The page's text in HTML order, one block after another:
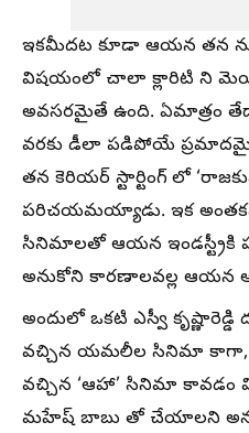
ఇకమీదట కూడా ఆయన తన
విషయంలో చాలా క్లారిటి ని
అవసరమైతే ఉంది. ఏమాత్రం
వరకు డీలా పడిపోయే
తన కెరియర్ స్టార్టింగ్ లో
పరిచయమయ్యాడు. ఇక
సినిమాలతో ఆయన ఇండస్ట్రీకి
అనుకోని కారణాలవల్ల ఆయన
అందులో ఒకటి ఎస్వీ
వచ్చిన యమలీల సినిమా
వచ్చిన ‘ఆహా’ సినిమా కావడం
మహేష్ బాబు తో చేయాలని